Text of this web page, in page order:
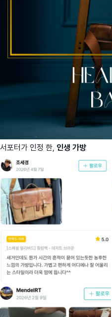
서포터가 인정 한, 인생 가방